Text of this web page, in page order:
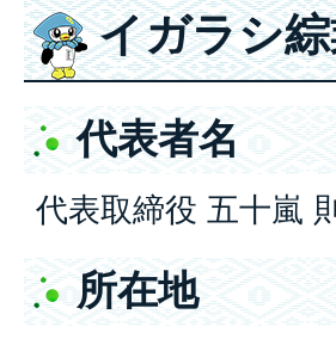
イガラシ
代表者名
代表取締役 五十嵐
所在地